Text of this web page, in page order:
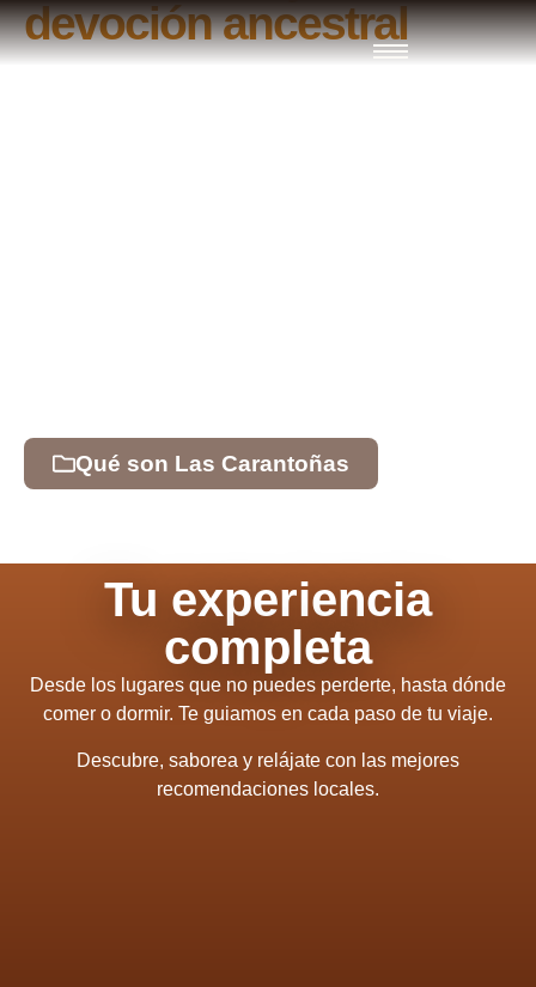
devoción ancestral
Qué son Las Carantoñas
Tu experiencia
completa
Desde los lugares que no puedes perderte, hasta dónde
comer o dormir. Te guiamos en cada paso de tu viaje.
Descubre, saborea y relájate con las mejores
recomendaciones locales.